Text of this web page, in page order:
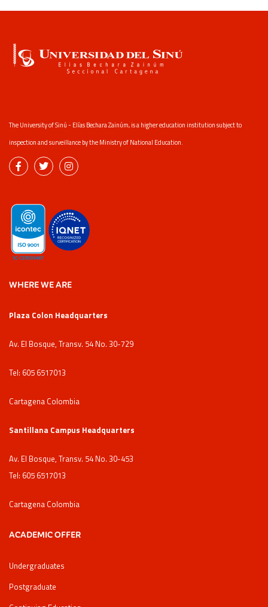
The University of Sinú - Elías Bechara Zainúm, is a higher education institution subject to
inspection and surveillance by the Ministry of National Education.
WHERE WE ARE
Plaza Colon Headquarters
Av. El Bosque, Transv. 54 No. 30-729
Tel: 605 6517013
Cartagena Colombia
Santillana Campus Headquarters
Av. El Bosque, Transv. 54 No. 30-453
Tel: 605 6517013
Cartagena Colombia
ACADEMIC OFFER
Undergraduates
Postgraduate